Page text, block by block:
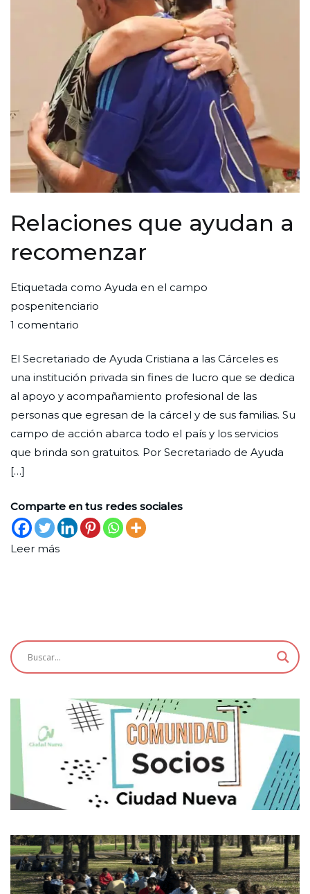
Relaciones que ayudan a
recomenzar
Por
Redaccion
Ciudad
Publicada
el
31
mayo
de
2026
Publicada
en
Experiencias
Etiquetada como Ayuda en el campo
pospenitenciario
1 comentario
que
ayudan
a
recomenzar
El Secretariado de Ayuda Cristiana a las Cárceles es
una institución privada sin fines de lucro que se dedica
al apoyo y acompañamiento profesional de las
personas que egresan de la cárcel y de sus familias. Su
campo de acción abarca todo el país y los servicios
que brinda son gratuitos. Por Secretariado de Ayuda
[…]
Comparte en tus redes sociales
Leer más